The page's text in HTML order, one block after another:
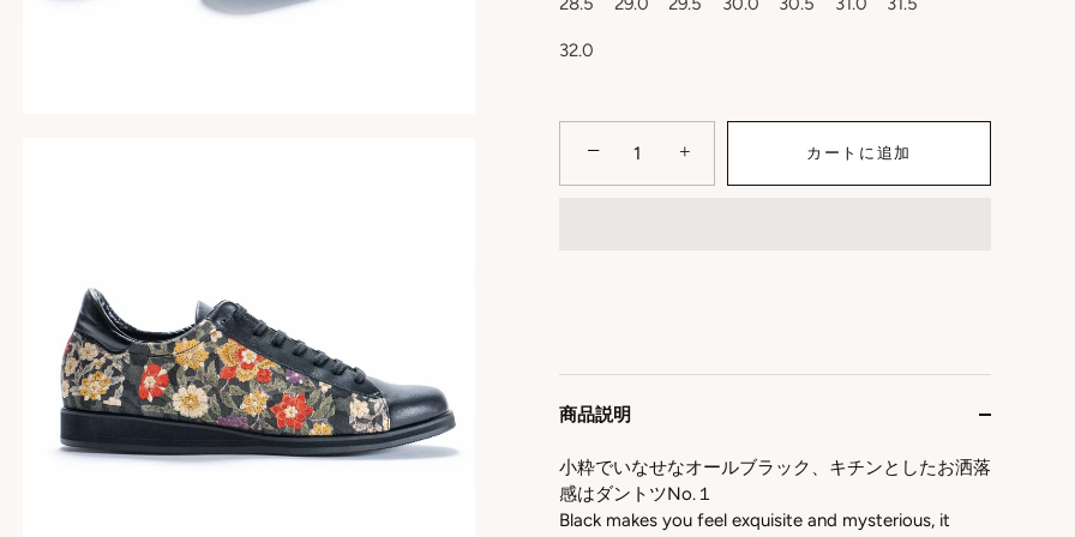
32.0
− + カートに追加
商品説明
小粋でいなせなオールブラック、キチンとしたお洒落
感はダントツNo.１
Black makes you feel exquisite and mysterious, it